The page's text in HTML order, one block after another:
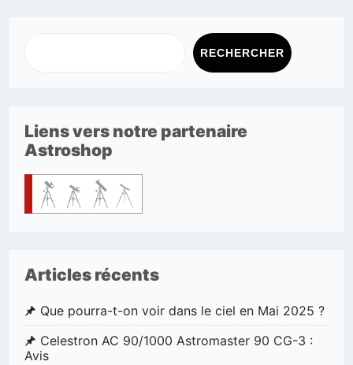
RECHERCHER
Liens vers notre partenaire
Astroshop
Articles récents
Que pourra-t-on voir dans le ciel en Mai 2025 ?
Celestron AC 90/1000 Astromaster 90 CG-3 :
Avis